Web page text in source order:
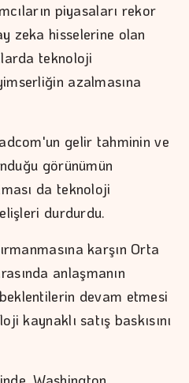
piyasaları rekor
zeka hisselerine olan
teknoloji
azalmasına
gelir tahminin ve
görünümün
da teknoloji
durdurdu.
karşın Orta
anlaşmanın
devam etmesi
kaynaklı satış baskısını